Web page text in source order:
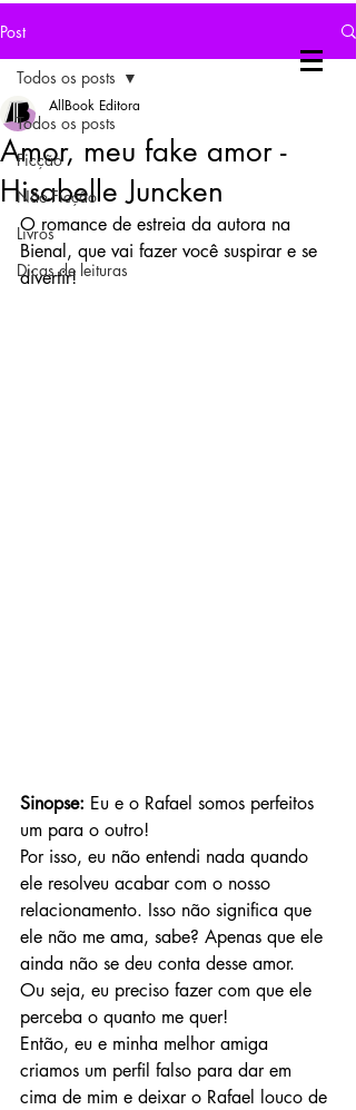
Post
Todos os posts
Ficção
Não-Ficção
Livros
Dicas de leituras
Todos os posts
Amor, meu fake amor -
Hisabelle Juncken
AllBook Editora
O romance de estreia da autora na
Bienal, que vai fazer você suspirar e se
divertir!
Sinopse: Eu e o Rafael somos perfeitos
um para o outro!
Por isso, eu não entendi nada quando
ele resolveu acabar com o nosso
relacionamento. Isso não significa que
ele não me ama, sabe? Apenas que ele
ainda não se deu conta desse amor.
Ou seja, eu preciso fazer com que ele
perceba o quanto me quer!
Então, eu e minha melhor amiga
criamos um perfil falso para dar em
cima de mim e deixar o Rafael louco de